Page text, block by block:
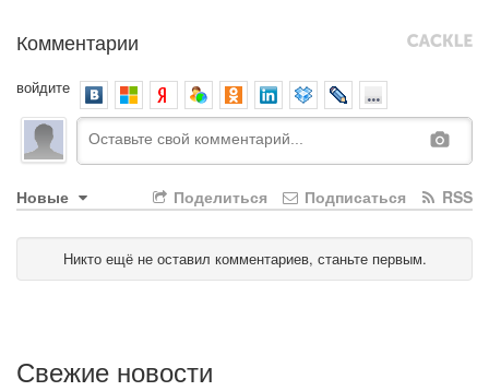
Комментарии
войдите
Новые RSS
Подписаться
Поделиться
Никто ещё не оставил комментариев, станьте первым.
Свежие новости